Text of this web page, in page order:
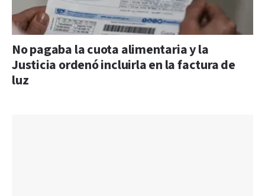
No pagaba la cuota alimentaria y la
Justicia ordenó incluirla en la factura de
luz